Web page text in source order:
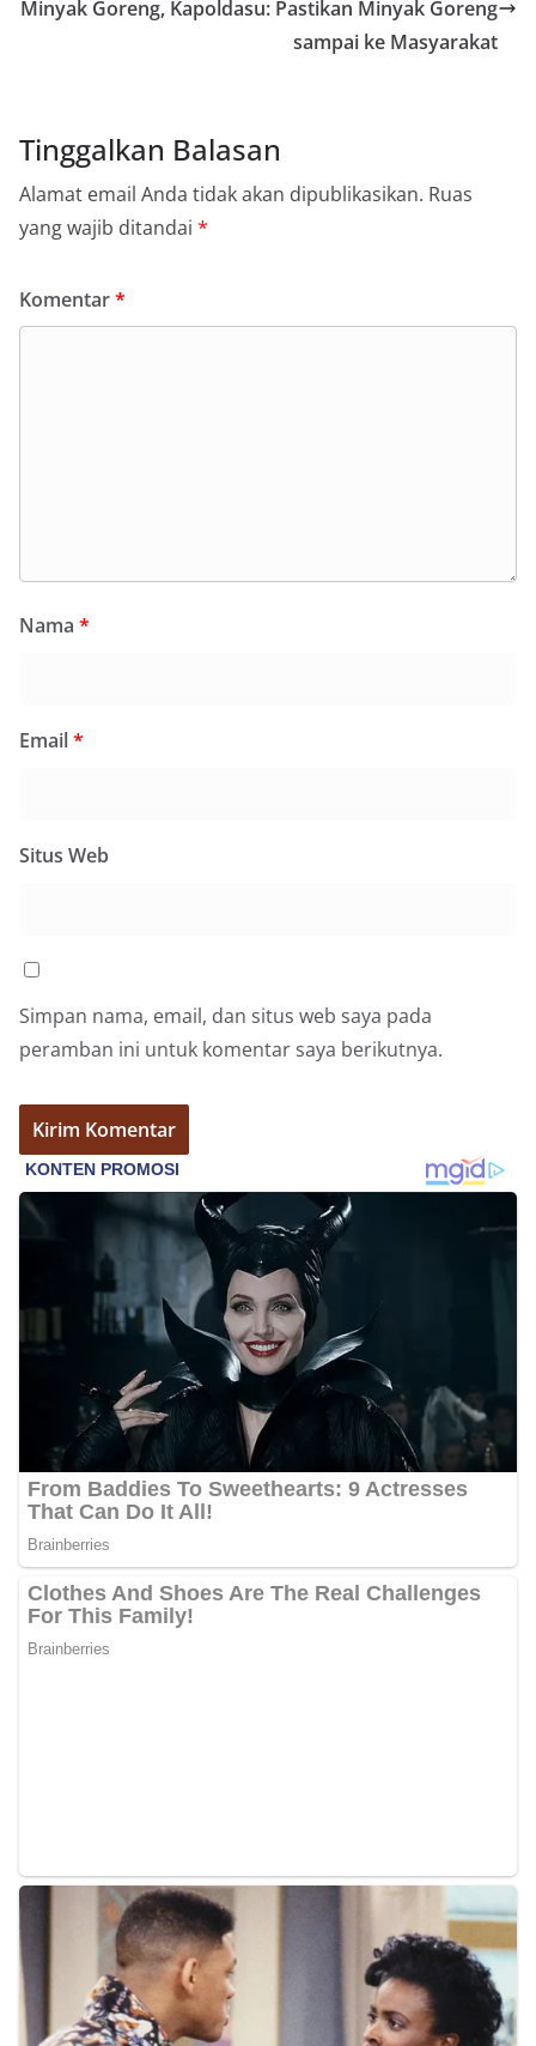
Minyak Goreng, Kapoldasu: Pastikan Minyak Goreng
sampai ke Masyarakat
Tinggalkan Balasan
Alamat email Anda tidak akan dipublikasikan. Ruas
yang wajib ditandai *
Komentar*
Nama *
Email*
Situs Web
Simpan nama, email, dan situs web saya pada
peramban ini untuk komentar saya berikutnya.